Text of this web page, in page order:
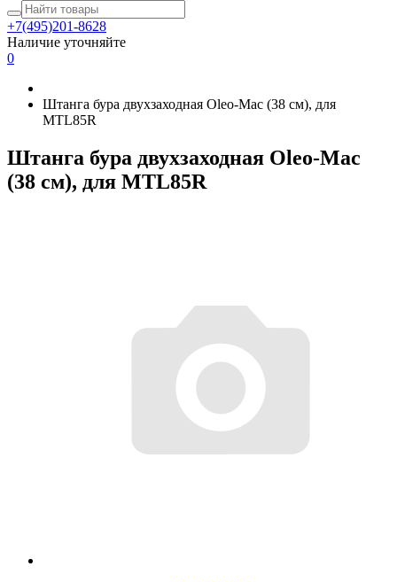
+7(495)201-8628
Наличие уточняйте
0
Штанга бура двухзаходная Oleo-Mac (38 см), для
MTL85R
Штанга бура двухзаходная Oleo-Mac
(38 см), для MTL85R